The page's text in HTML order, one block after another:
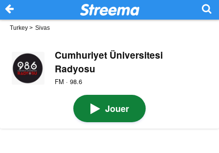
Turkey > Sivas
Cumhuriyet Üniversitesi
Radyosu
FM · 98.6
Jouer